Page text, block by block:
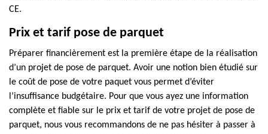
CE.
Prix et tarif pose de parquet
Préparer financièrement est la première étape de la réalisation
d’un projet de pose de parquet. Avoir une notion bien étudié sur
le coût de pose de votre paquet vous permet d’éviter
l’insuffisance budgétaire. Pour que vous ayez une information
complète et fiable sur le prix et tarif de votre projet de pose de
parquet, nous vous recommandons de ne pas hésiter à passer à